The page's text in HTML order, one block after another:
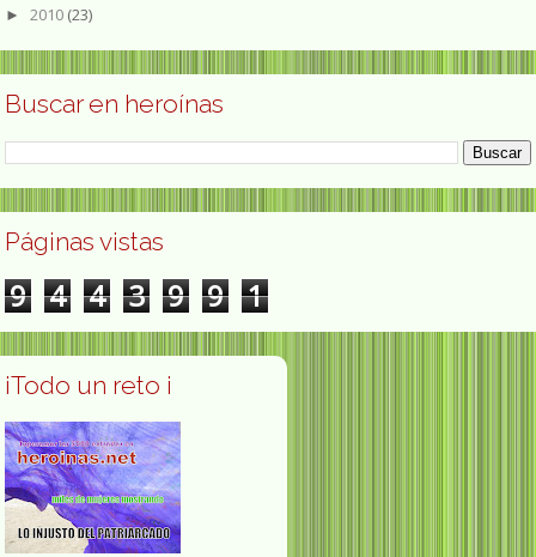
► 2010 (23)
Buscar en heroínas
Páginas vistas
9 4 4 3 9 9 1
¡Todo un reto ¡